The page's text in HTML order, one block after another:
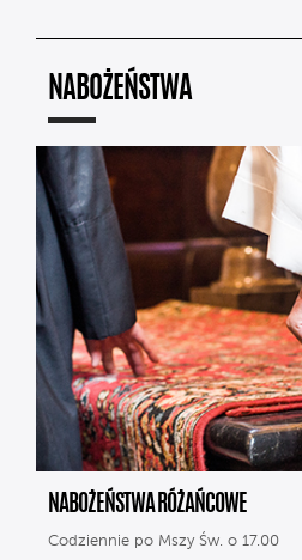
NABOŻEŃSTWA
NABOŻEŃSTWA RÓŻAŃCOWE
Codziennie po Mszy Św. o 17.00